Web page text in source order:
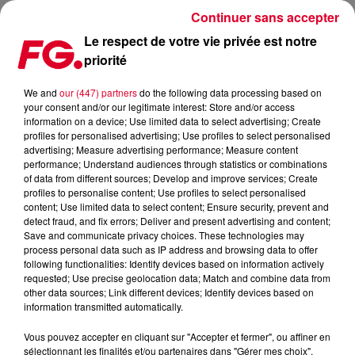
SONUS FESTIVAL (20-24 AOUT 2017) : LE LINE-UP COMPLET
Publié : 29 juin 2017 à 9h17 par La rédaction
Le respect de votre vie privée est notre
priorité
We and our (447) partnersdo the following data processing based on
your consent and/or our legitimate interest: Store and/or access
information on a device; Use limited data to select advertising; Create
profiles for personalised advertising; Use profiles to select personalised
advertising; Measure advertising performance; Measure content
performance; Understand audiences through statistics or combinations
of data from different sources; Develop and improve services; Create
profiles to personalise content; Use profiles to select personalised
content; Use limited data to select content; Ensure security, prevent and
detect fraud, and fix errors; Deliver and present advertising and content;
Save and communicate privacy choices. These technologies may
process personal data such as IP address and browsing data to offer
following functionalities: Identify devices based on information actively
requested; Use precise geolocation data; Match and combine data from
other data sources; Link different devices; Identify devices based on
information transmitted automatically.
Vous pouvez accepter en cliquant sur "Accepter et fermer", ou affiner en
sélectionnant les finalités et/ou partenaires dans "Gérer mes choix".
Continuer sans accepter